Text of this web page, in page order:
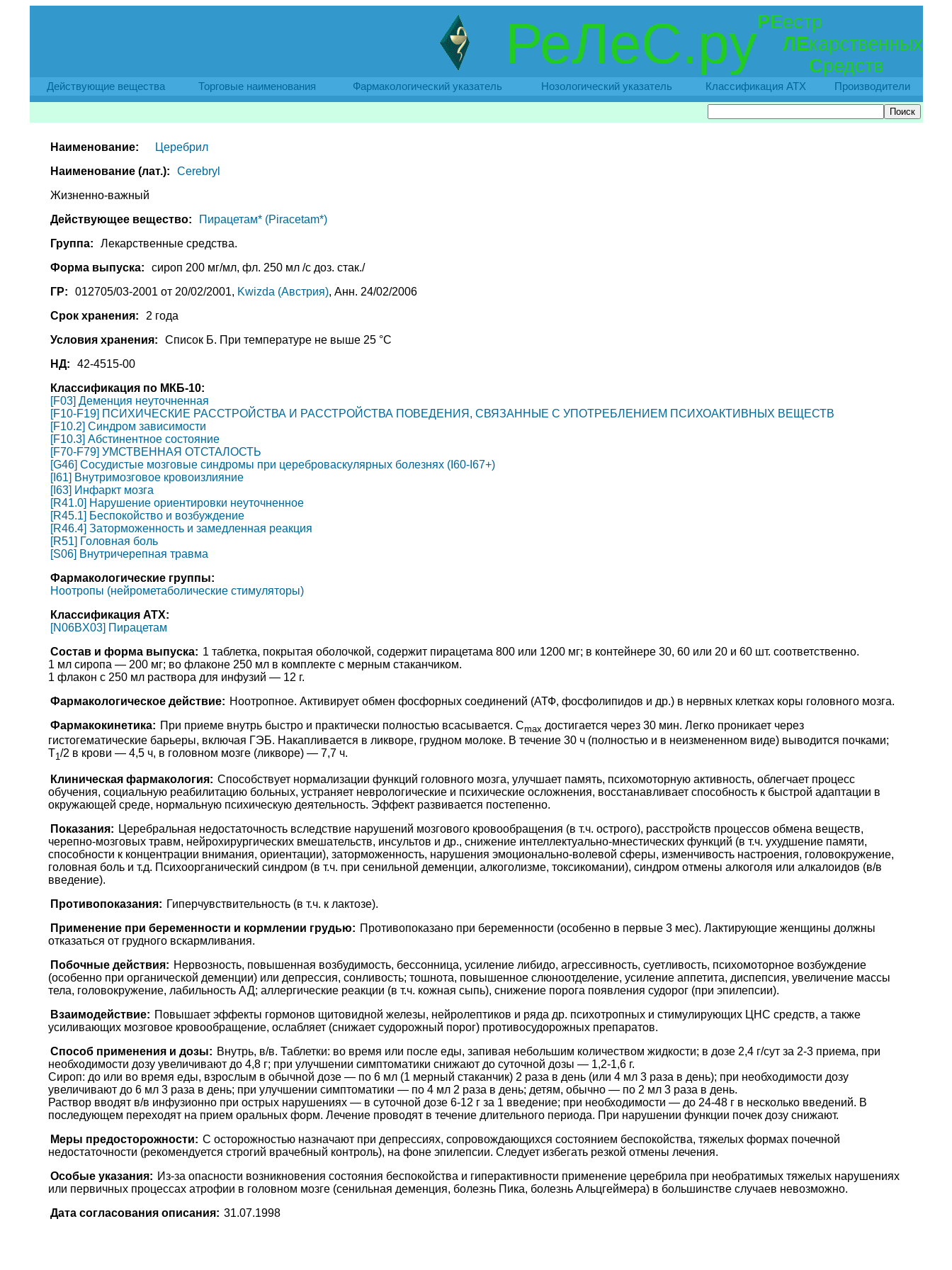
РеЛеС.руРЕестр
ЛЕкарственных
Средств
Действующие вещества Торговые наименования Фармакологический указатель Нозологический указатель Классификация АТХ Производители
Наименование:
Церебрил
Наименование (лат.):
Cerebryl
Жизненно-важный
Действующее вещество:
Пирацетам* (Piracetam*)
Группа:
Лекарственные средства.
Форма выпуска:
сироп 200 мг/мл, фл. 250 мл /с доз. стак./
ГР:
012705/03-2001 от 20/02/2001, Kwizda (Австрия), Анн. 24/02/2006
Срок хранения:
2 года
Условия хранения:
Список Б. При температуре не выше 25 °C
НД:
42-4515-00
Классификация по МКБ-10:
[F03] Деменция неуточненная
[F10-F19] ПСИХИЧЕСКИЕ РАССТРОЙСТВА И РАССТРОЙСТВА ПОВЕДЕНИЯ, СВЯЗАННЫЕ С УПОТРЕБЛЕНИЕМ ПСИХОАКТИВНЫХ ВЕЩЕСТВ
[F10.2] Синдром зависимости
[F10.3] Абстинентное состояние
[F70-F79] УМСТВЕННАЯ ОТСТАЛОСТЬ
[G46] Сосудистые мозговые синдромы при цереброваскулярных болезнях (I60-I67+)
[I61] Внутримозговое кровоизлияние
[I63] Инфаркт мозга
[R41.0] Нарушение ориентировки неуточненное
[R45.1] Беспокойство и возбуждение
[R46.4] Заторможенность и замедленная реакция
[R51] Головная боль
[S06] Внутричерепная травма
Фармакологические группы:
Ноотропы (нейрометаболические стимуляторы)
Классификация АТХ:
[N06BX03] Пирацетам
Состав и форма выпуска: 1 таблетка, покрытая оболочкой, содержит пирацетама 800 или 1200 мг; в контейнере 30, 60 или 20 и 60 шт. соответственно.
1 мл сиропа — 200 мг; во флаконе 250 мл в комплекте с мерным стаканчиком.
1 флакон с 250 мл раствора для инфузий — 12 г.
Фармакологическое действие: Ноотропное. Активирует обмен фосфорных соединений (АТФ, фосфолипидов и др.) в нервных клетках коры головного мозга.
Фармакокинетика: При приеме внутрь быстро и практически полностью всасывается. Cmax достигается через 30 мин. Легко проникает через
гистогематические барьеры, включая ГЭБ. Накапливается в ликворе, грудном молоке. В течение 30 ч (полностью и в неизмененном виде) выводится почками;
T1/2 в крови — 4,5 ч, в головном мозге (ликворе) — 7,7 ч.
Клиническая фармакология: Способствует нормализации функций головного мозга, улучшает память, психомоторную активность, облегчает процесс
обучения, социальную реабилитацию больных, устраняет неврологические и психические осложнения, восстанавливает способность к быстрой адаптации в
окружающей среде, нормальную психическую деятельность. Эффект развивается постепенно.
Показания: Церебральная недостаточность вследствие нарушений мозгового кровообращения (в т.ч. острого), расстройств процессов обмена веществ,
черепно-мозговых травм, нейрохирургических вмешательств, инсультов и др., снижение интеллектуально-мнестических функций (в т.ч. ухудшение памяти,
способности к концентрации внимания, ориентации), заторможенность, нарушения эмоционально-волевой сферы, изменчивость настроения, головокружение,
головная боль и т.д. Психоорганический синдром (в т.ч. при сенильной деменции, алкоголизме, токсикомании), синдром отмены алкоголя или алкалоидов (в/в
введение).
Противопоказания: Гиперчувствительность (в т.ч. к лактозе).
Применение при беременности и кормлении грудью: Противопоказано при беременности (особенно в первые 3 мес). Лактирующие женщины должны
отказаться от грудного вскармливания.
Побочные действия: Нервозность, повышенная возбудимость, бессонница, усиление либидо, агрессивность, суетливость, психомоторное возбуждение
(особенно при органической деменции) или депрессия, сонливость; тошнота, повышенное слюноотделение, усиление аппетита, диспепсия, увеличение массы
тела, головокружение, лабильность АД; аллергические реакции (в т.ч. кожная сыпь), снижение порога появления судорог (при эпилепсии).
Взаимодействие: Повышает эффекты гормонов щитовидной железы, нейролептиков и ряда др. психотропных и стимулирующих ЦНС средств, а также
усиливающих мозговое кровообращение, ослабляет (снижает судорожный порог) противосудорожных препаратов.
Способ применения и дозы: Внутрь, в/в. Таблетки: во время или после еды, запивая небольшим количеством жидкости; в дозе 2,4 г/сут за 2-3 приема, при
необходимости дозу увеличивают до 4,8 г; при улучшении симптоматики снижают до суточной дозы — 1,2-1,6 г.
Сироп: до или во время еды, взрослым в обычной дозе — по 6 мл (1 мерный стаканчик) 2 раза в день (или 4 мл 3 раза в день); при необходимости дозу
увеличивают до 6 мл 3 раза в день; при улучшении симптоматики — по 4 мл 2 раза в день; детям, обычно — по 2 мл 3 раза в день.
Раствор вводят в/в инфузионно при острых нарушениях — в суточной дозе 6-12 г за 1 введение; при необходимости — до 24-48 г в несколько введений. В
последующем переходят на прием оральных форм. Лечение проводят в течение длительного периода. При нарушении функции почек дозу снижают.
Меры предосторожности: С осторожностью назначают при депрессиях, сопровождающихся состоянием беспокойства, тяжелых формах почечной
недостаточности (рекомендуется строгий врачебный контроль), на фоне эпилепсии. Следует избегать резкой отмены лечения.
Особые указания: Из-за опасности возникновения состояния беспокойства и гиперактивности применение церебрила при необратимых тяжелых нарушениях
или первичных процессах атрофии в головном мозге (сенильная деменция, болезнь Пика, болезнь Альцгеймера) в большинстве случаев невозможно.
Дата согласования описания: 31.07.1998